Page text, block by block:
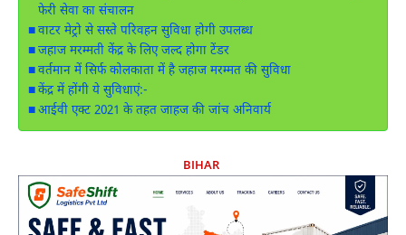
फेरी सेवा का संचालन
वाटर मेट्रो से सस्ते परिवहन सुविधा होगी उपलब्ध
जहाज मरम्मती केंद्र के लिए जल्द होगा टेंडर
वर्तमान में सिर्फ कोलकाता में है जहाज मरम्मत की सुविधा
केंद्र में होंगी ये सुविधाएं:-
आईवी एक्ट 2021 के तहत जाहज की जांच अनिवार्य
BIHAR